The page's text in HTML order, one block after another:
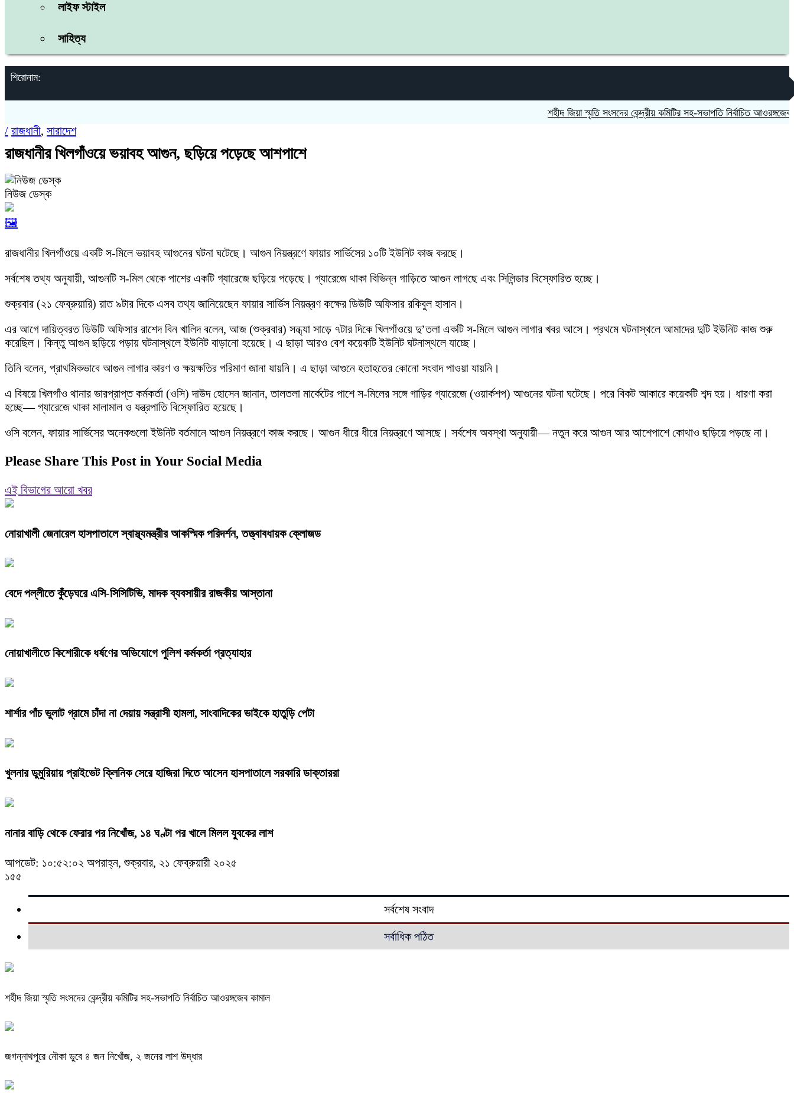
লাইফ স্টাইল
সাহিত্য
শিরোনাম:
শহীদ জিয়া স্মৃতি সংসদের কেন্দ্রীয় কমিটির সহ-সভাপতি নির্বাচিত আওরঙ্গজেব কামাল
/ রাজধানী, সারাদেশ
রাজধানীর খিলগাঁওয়ে ভয়াবহ আগুন, ছড়িয়ে পড়েছে আশপাশে
নিউজ ডেস্ক
🖼️
রাজধানীর খিলগাঁওয়ে একটি স-মিলে ভয়াবহ আগুনের ঘটনা ঘটেছে। আগুন নিয়ন্ত্রণে ফায়ার সার্ভিসের ১০টি ইউনিট কাজ করছে।
সর্বশেষ তথ্য অনুযায়ী, আগুনটি স-মিল থেকে পাশের একটি গ্যারেজে ছড়িয়ে পড়েছে। গ্যারেজে থাকা বিভিন্ন গাড়িতে আগুন লাগছে এবং সিলিন্ডার বিস্ফোরিত হচ্ছে।
শুক্রবার (২১ ফেব্রুয়ারি) রাত ৯টার দিকে এসব তথ্য জানিয়েছেন ফায়ার সার্ভিস নিয়ন্ত্রণ কক্ষের ডিউটি অফিসার রকিবুল হাসান।
এর আগে দায়িত্বরত ডিউটি অফিসার রাশেদ বিন খালিদ বলেন, আজ (শুক্রবার) সন্ধ্যা সাড়ে ৭টার দিকে খিলগাঁওয়ে দু’তলা একটি স-মিলে আগুন লাগার খবর আসে। প্রথমে ঘটনাস্থলে আমাদের দুটি ইউনিট কাজ শুরু
করেছিল। কিন্তু আগুন ছড়িয়ে পড়ায় ঘটনাস্থলে ইউনিট বাড়ানো হয়েছে। এ ছাড়া আরও বেশ কয়েকটি ইউনিট ঘটনাস্থলে যাচ্ছে।
তিনি বলেন, প্রাথমিকভাবে আগুন লাগার কারণ ও ক্ষয়ক্ষতির পরিমাণ জানা যায়নি। এ ছাড়া আগুনে হতাহতের কোনো সংবাদ পাওয়া যায়নি।
এ বিষয়ে খিলগাঁও থানার ভারপ্রাপ্ত কর্মকর্তা (ওসি) দাউদ হোসেন জানান, তালতলা মার্কেটের পাশে স-মিলের সঙ্গে গাড়ির গ্যারেজে (ওয়ার্কশপ) আগুনের ঘটনা ঘটেছে। পরে বিকট আকারে কয়েকটি শব্দ হয়। ধারণা করা
হচ্ছে— গ্যারেজে থাকা মালামাল ও যন্ত্রপাতি বিস্ফোরিত হয়েছে।
ওসি বলেন, ফায়ার সার্ভিসের অনেকগুলো ইউনিট বর্তমানে আগুন নিয়ন্ত্রণে কাজ করছে। আগুন ধীরে ধীরে নিয়ন্ত্রণে আসছে। সর্বশেষ অবস্থা অনুযায়ী— নতুন করে আগুন আর আশেপাশে কোথাও ছড়িয়ে পড়ছে না।
Please Share This Post in Your Social Media
এই বিভাগের আরো খবর
নোয়াখালী জেনারেল হাসপাতালে স্বাস্থ্যমন্ত্রীর আকস্মিক পরিদর্শন, তত্ত্বাবধায়ক ক্লোজড
বেদে পল্লীতে কুঁড়েঘরে এসি-সিসিটিভি, মাদক ব্যবসায়ীর রাজকীয় আস্তানা
নোয়াখালীতে কিশোরীকে ধর্ষণের অভিযোগে পুলিশ কর্মকর্তা প্রত্যাহার
শার্শার পাঁচ ভুলাট গ্রামে চাঁদা না দেয়ায় সন্ত্রাসী হামলা, সাংবাদিকের ভাইকে হাতুড়ি পেটা
খুলনার ডুমুরিয়ায় প্রাইভেট ক্লিনিক সেরে হাজিরা দিতে আসেন হাসপাতালে সরকারি ডাক্তাররা
নানার বাড়ি থেকে ফেরার পর নিখোঁজ, ১৪ ঘণ্টা পর খালে মিলল যুবকের লাশ
আপডেট: ১০:৫২:০২ অপরাহ্ন, শুক্রবার, ২১ ফেব্রুয়ারী ২০২৫
১৫৫
সর্বশেষ সংবাদ
সর্বাধিক পঠিত
শহীদ জিয়া স্মৃতি সংসদের কেন্দ্রীয় কমিটির সহ-সভাপতি নির্বাচিত আওরঙ্গজেব কামাল
জগন্নাথপুরে নৌকা ডুবে ৪ জন নিখোঁজ, ২ জনের লাশ উদ্ধার